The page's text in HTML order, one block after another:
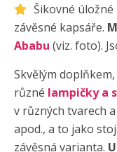
Šikovné
závěsné kapsáře.
Ababu (viz. foto).
Skvělým
různé lampičky a
v různých tvarech
apod., a to jako
závěsná varianta.